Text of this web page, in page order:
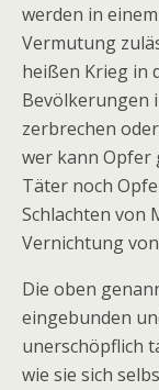
werden in
Vermutung
heißen Krieg in
Bevölkerungen
zerbrechen
wer kann Opfer
Täter noch
Schlachten von
Vernichtung
Die oben
eingebunden
unerschöpflich
wie sie sich